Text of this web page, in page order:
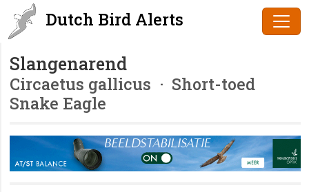
Dutch Bird Alerts
Slangenarend
Circaetus gallicus · Short-toed
Snake Eagle